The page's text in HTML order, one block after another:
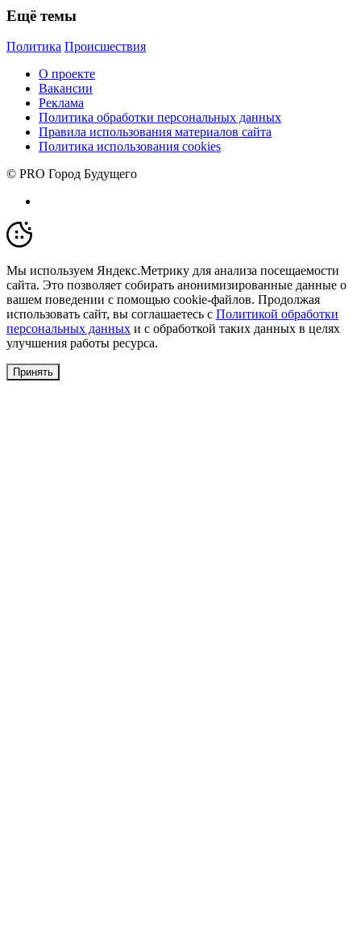
Ещё темы
Политика Происшествия
О проекте
Вакансии
Реклама
Политика обработки персональных данных
Правила использования материалов сайта
Политика использования cookies
© PRO Город Будущего
Мы используем Яндекс.Метрику для анализа посещаемости
сайта. Это позволяет собирать анонимизированные данные о
вашем поведении с помощью cookie-файлов. Продолжая
использовать сайт, вы соглашаетесь с Политикой обработки
персональных данных и с обработкой таких данных в целях
улучшения работы ресурса.
Принять